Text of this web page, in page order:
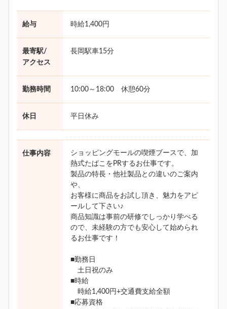
給与 時給1,400円
最寄駅/
アクセス
長岡駅車15分
勤務時間 10:00～18:00 休憩60分
休日 平日休み
仕事内容
ショッピングモールの喫煙ブースで、加
熱式たばこをPRするお仕事です。
製品の特長・他社製品との違いのご案内
や、
お客様に商品をお試し頂き、魅力をアピ
ールして下さい♪
商品知識は事前の研修でしっかり学べる
ので、未経験の方でも安心して始められ
るお仕事です！
■勤務日
土日祝のみ
■時給
時給1,400円+交通費支給全額
■応募資格